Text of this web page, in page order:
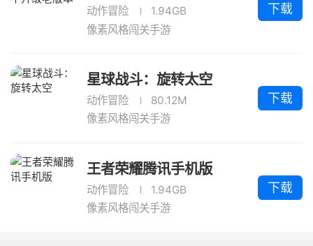
动作冒险
1.94GB
像素风格闯关手游
下载
星球战斗：旋转太空
动作冒险
80.12M
像素风格闯关手游
下载
王者荣耀腾讯手机版
动作冒险
1.94GB
像素风格闯关手游
下载